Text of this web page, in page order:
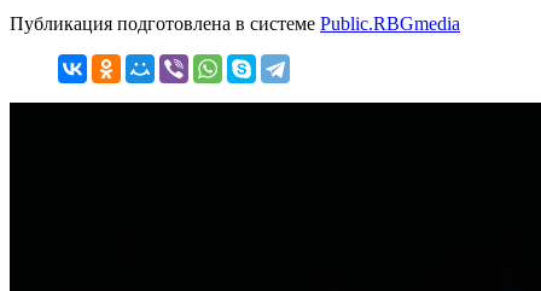
Публикация подготовлена в системе Public.RBGmedia